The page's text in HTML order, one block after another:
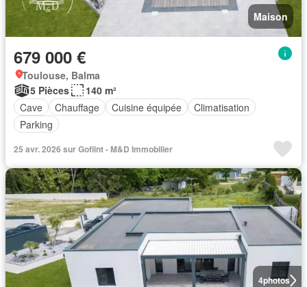
Maison
679 000 €
Toulouse, Balma
5 Pièces
140 m²
Cave
Chauffage Cuisine équipée
Climatisation
Parking
25 avr. 2026 sur Goflint - M&D Immobilier
4photos